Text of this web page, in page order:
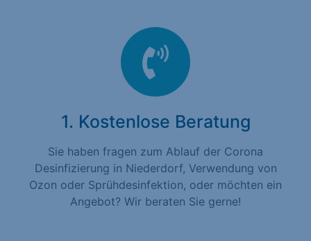
1. Kostenlose Beratung
Sie haben fragen zum Ablauf der Corona
Desinfizierung in Niederdorf, Verwendung von
Ozon oder Sprühdesinfektion, oder möchten ein
Angebot? Wir beraten Sie gerne!